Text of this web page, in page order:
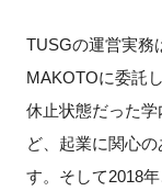
TUSGの運営実務
MAKOTOに委託
休止状態だった
ど、起業に関心
す。そして2018